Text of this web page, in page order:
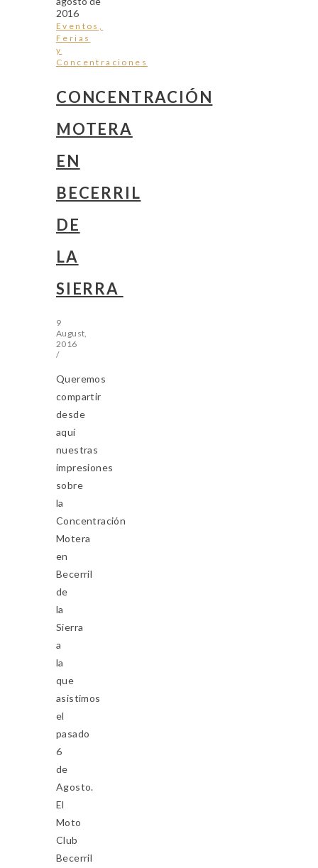
Eventos,
Ferias
y
Concentraciones
CONCENTRACIÓN
MOTERA
EN
BECERRIL
DE
LA
SIERRA
9
August,
2016
/
Queremos
compartir
desde
aquí
nuestras
impresiones
sobre
la
Concentración
Motera
en
Becerril
de
la
Sierra
a
la
que
asistimos
el
pasado
6
de
Agosto.
El
Moto
Club
Becerril